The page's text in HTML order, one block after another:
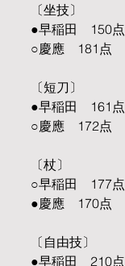
〔坐技〕
●早稲田　150点
○慶應　181点
〔短刀〕
●早稲田　161点
○慶應　172点
〔杖〕
○早稲田　177点
●慶應　170点
〔自由技〕
●早稲田　210点